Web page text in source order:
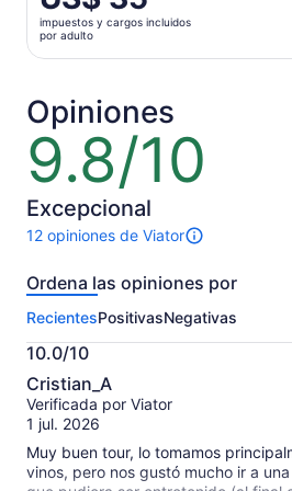
precio
es
de
por
adulto
impuestos y cargos incluidos
por adulto
Opiniones
9.8/10
9.8
de
10
Excepcional
12 opiniones de Viator
12
sobre
actividad.
Más
información
sobre
las
opiniones
Ordena las opiniones por
RecientesPositivasNegativas
10.0/10
10.0
de
10
Cristian_A
Verificada por Viator
1 jul. 2026
Muy buen tour, lo tomamos
vinos, pero nos gustó mucho ir a